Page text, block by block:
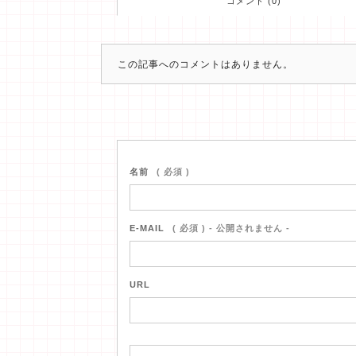
この記事へのコメントはありません。
名前 ( 必須 )
E-MAIL ( 必須 ) - 公開されません -
URL